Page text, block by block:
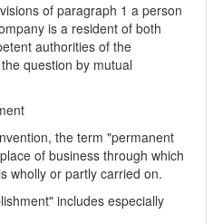
of paragraph 1 a person
is a resident of both
authorities of the
question by mutual
the term "permanent
of business through which
wholly or partly carried on.
includes especially